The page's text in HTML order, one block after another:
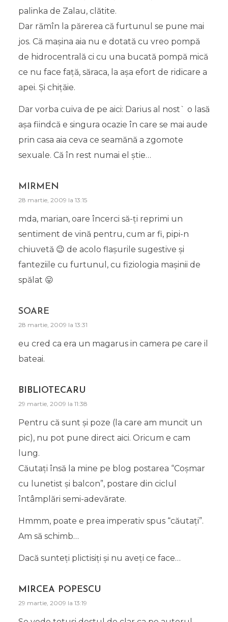
palinka de Zalau, clătite.
Dar rămîn la părerea că furtunul se pune mai
jos. Că maşina aia nu e dotată cu vreo pompă
de hidrocentrală ci cu una bucată pompă mică
ce nu face faţă, săraca, la aşa efort de ridicare a
apei. Şi chiţăie.
Dar vorba cuiva de pe aici: Darius al nost` o lasă
aşa fiindcă e singura ocazie în care se mai aude
prin casa aia ceva ce seamănă a zgomote
sexuale. Că în rest numai el ştie…
MIRMEN
28 martie, 2009 la 13:15
mda, marian, oare încerci să-ți reprimi un
sentiment de vină pentru, cum ar fi, pipi-n
chiuvetă 😉 de acolo flașurile sugestive și
fanteziile cu furtunul, cu fiziologia mașinii de
spălat 😛
SOARE
28 martie, 2009 la 13:31
eu cred ca era un magarus in camera pe care il
bateai.
BIBLIOTECARU
29 martie, 2009 la 11:38
Pentru că sunt şi poze (la care am muncit un
pic), nu pot pune direct aici. Oricum e cam
lung.
Căutaţi însă la mine pe blog postarea “Coşmar
cu lunetist şi balcon”, postare din ciclul
întâmplări semi-adevărate.
Hmmm, poate e prea imperativ spus “căutaţi”.
Am să schimb…
Dacă sunteţi plictisiţi şi nu aveţi ce face…
MIRCEA POPESCU
29 martie, 2009 la 13:19